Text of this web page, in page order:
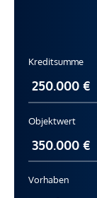
Kreditsumme
Objektwert
Vorhaben